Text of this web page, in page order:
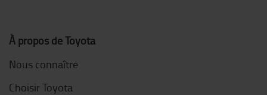
À propos de Toyota
Nous connaître
Choisir Toyota